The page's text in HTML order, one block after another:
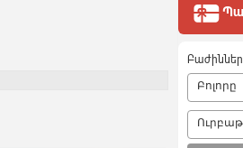
Բաժիններ
Բոլորը